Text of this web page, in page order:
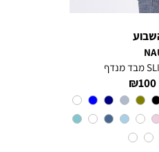
מחיר
מוצר
100 ₪